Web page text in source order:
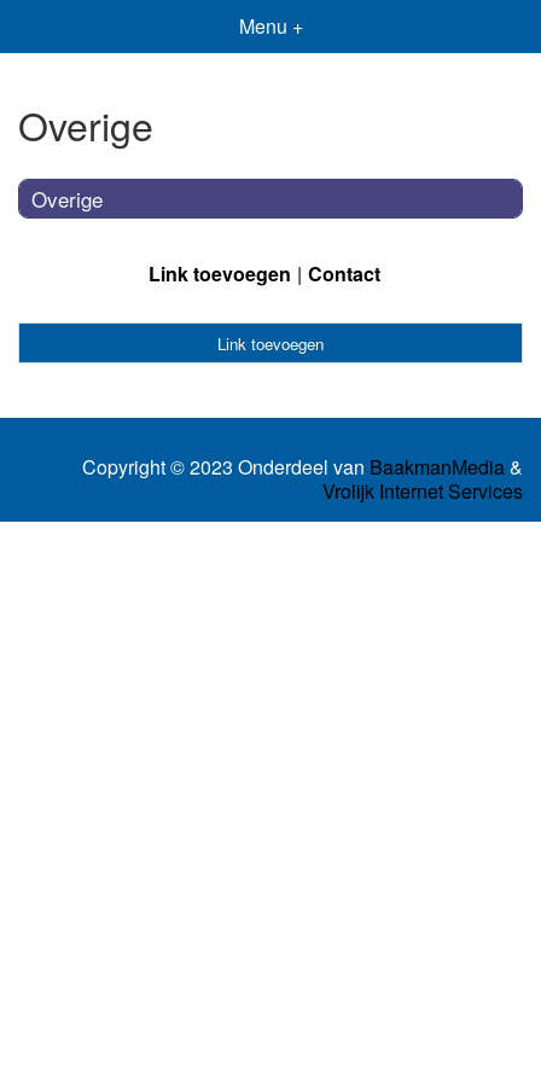
Menu +
Overige
Overige
Link toevoegen Contact
Link toevoegen
Copyright © 2023 Onderdeel van BaakmanMedia&
Vrolijk Internet Services